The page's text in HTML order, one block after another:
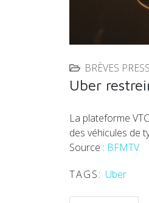
BRÈVES
Uber
La plateforme
des véhicules de
Source : BFMTV
TAGS: Uber